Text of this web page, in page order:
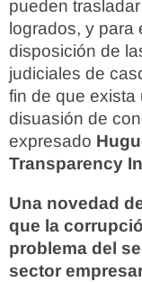
pueden
logrados, y para
disposición de
judiciales de
fin de que exista
disuasión de
expresado
Transparency
Una novedad
que la
problema del
sector